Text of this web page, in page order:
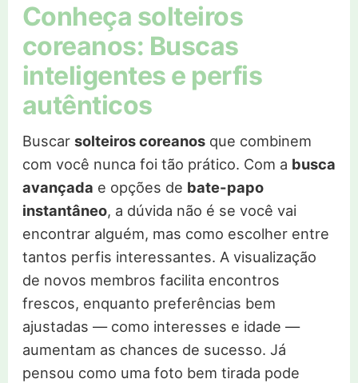
Conheça solteiros
coreanos: Buscas
inteligentes e perfis
autênticos
Buscar solteiros coreanosque combinem
com você nunca foi tão prático. Com a busca
avançada e opções de bate-papo
instantâneo, a dúvida não é se você vai
encontrar alguém, mas como escolher entre
tantos perfis interessantes. A visualização
de novos membros facilita encontros
frescos, enquanto preferências bem
ajustadas — como interesses e idade —
aumentam as chances de sucesso. Já
pensou como uma foto bem tirada pode